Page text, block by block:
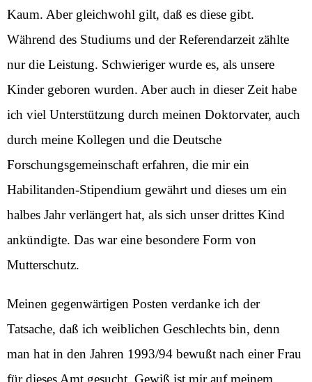
Kaum. Aber gleichwohl gilt, daß es diese gibt.
Während des Studiums und der Referendarzeit zählte
nur die Leistung. Schwieriger wurde es, als unsere
Kinder geboren wurden. Aber auch in dieser Zeit habe
ich viel Unterstützung durch meinen Doktorvater, auch
durch meine Kollegen und die Deutsche
Forschungsgemeinschaft erfahren, die mir ein
Habilitanden-Stipendium gewährt und dieses um ein
halbes Jahr verlängert hat, als sich unser drittes Kind
ankündigte. Das war eine besondere Form von
Mutterschutz.
Meinen gegenwärtigen Posten verdanke ich der
Tatsache, daß ich weiblichen Geschlechts bin, denn
man hat in den Jahren 1993/94 bewußt nach einer Frau
für dieses Amt gesucht. Gewiß ist mir auf meinem